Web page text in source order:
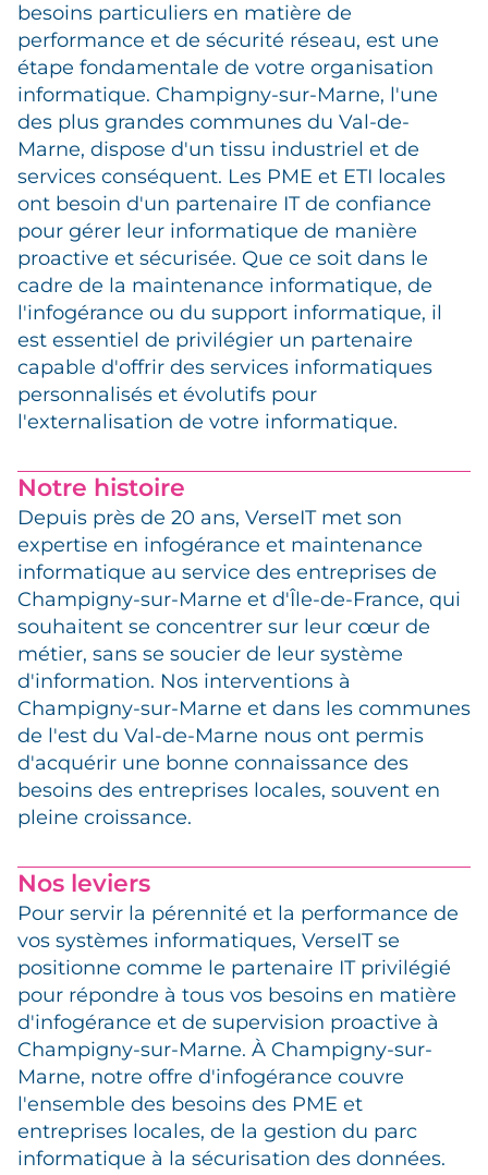
besoins particuliers en matière de
performance et de sécurité réseau, est une
étape fondamentale de votre organisation
informatique. Champigny-sur-Marne, l'une
des plus grandes communes du Val-de-
Marne, dispose d'un tissu industriel et de
services conséquent. Les PME et ETI locales
ont besoin d'un partenaire IT de confiance
pour gérer leur informatique de manière
proactive et sécurisée. Que ce soit dans le
cadre de la maintenance informatique, de
l'infogérance ou du support informatique, il
est essentiel de privilégier un partenaire
capable d'offrir des services informatiques
personnalisés et évolutifs pour
l'externalisation de votre informatique.
Notre histoire
Depuis près de 20 ans, VerseIT met son
expertise en infogérance et maintenance
informatique au service des entreprises de
Champigny-sur-Marne et d'Île-de-France, qui
souhaitent se concentrer sur leur cœur de
métier, sans se soucier de leur système
d'information. Nos interventions à
Champigny-sur-Marne et dans les communes
de l'est du Val-de-Marne nous ont permis
d'acquérir une bonne connaissance des
besoins des entreprises locales, souvent en
pleine croissance.
Nos leviers
Pour servir la pérennité et la performance de
vos systèmes informatiques, VerseIT se
positionne comme le partenaire IT privilégié
pour répondre à tous vos besoins en matière
d'infogérance et de supervision proactive à
Champigny-sur-Marne. À Champigny-sur-
Marne, notre offre d'infogérance couvre
l'ensemble des besoins des PME et
entreprises locales, de la gestion du parc
informatique à la sécurisation des données.